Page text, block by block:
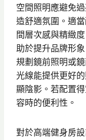
空間照明應避免
造舒適氛圍。適
間層次感與精緻
助於提升品牌形
規劃鏡前照明或
光線能提供更好
顯陰影。若配置
容時的便利性。
對於高端健身房